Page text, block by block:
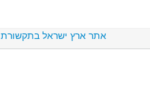
אתר ארץ ישראל בתקשורת